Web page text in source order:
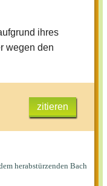
ihres
wegen den
zitieren
herabstürzenden Bach